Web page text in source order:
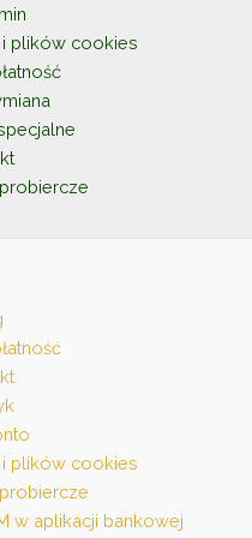
i plików cookies
i plików cookies
w aplikacji bankowej